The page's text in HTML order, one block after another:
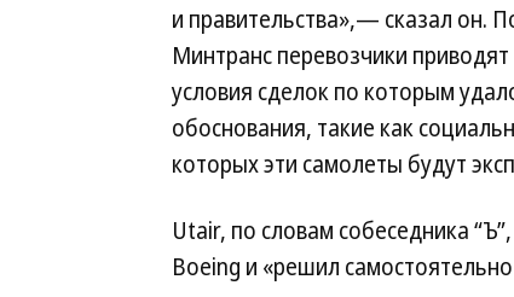
и правительства»,— сказал он.
Минтранс перевозчики
условия сделок по которым
обоснования, такие как
которых эти самолеты будут
Utair, по словам собеседника
Boeing и «решил